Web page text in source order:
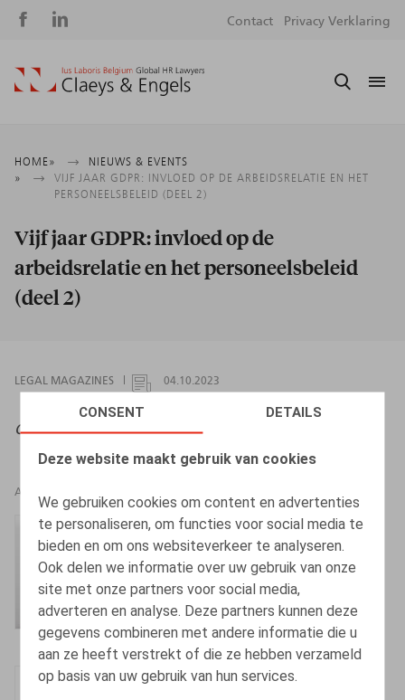
CONSENT DETAILS
Deze website maakt gebruik van cookies
We gebruiken cookies om content en advertenties
te personaliseren, om functies voor social media te
bieden en om ons websiteverkeer te analyseren.
Ook delen we informatie over uw gebruik van onze
site met onze partners voor social media,
adverteren en analyse. Deze partners kunnen deze
gegevens combineren met andere informatie die u
aan ze heeft verstrekt of die ze hebben verzameld
op basis van uw gebruik van hun services.
Social
Contact Privacy Verklaring
Kruimelpad
HOME
NIEUWS & EVENTS
VIJF JAAR GDPR: INVLOED OP DE ARBEIDSRELATIE EN HET
PERSONEELSBELEID (DEEL 2)
Vijf jaar GDPR: invloed op de
arbeidsrelatie en het personeelsbeleid
(deel 2)
LEGAL MAGAZINES 04.10.2023
Oriëntatie, 2023, nr. 7, pp. 238-247
AUTEURS
Amélie Desmadryl
Julie Devos